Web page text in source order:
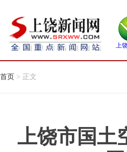
上
首页 > 正文
上饶市国土